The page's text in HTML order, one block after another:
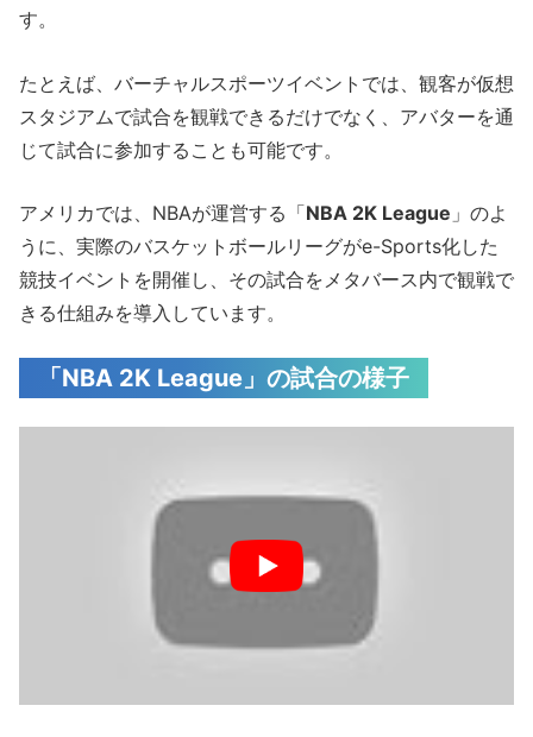
す。
たとえば、バーチャルスポーツイベントでは、観客が仮想
スタジアムで試合を観戦できるだけでなく、アバターを通
じて試合に参加することも可能です。
アメリカでは、NBAが運営する「NBA 2K League 」のよ
うに、実際のバスケットボールリーグがe-Sports化した
競技イベントを開催し、その試合をメタバース内で観戦で
きる仕組みを導入しています。
「NBA 2K League」の試合の様子